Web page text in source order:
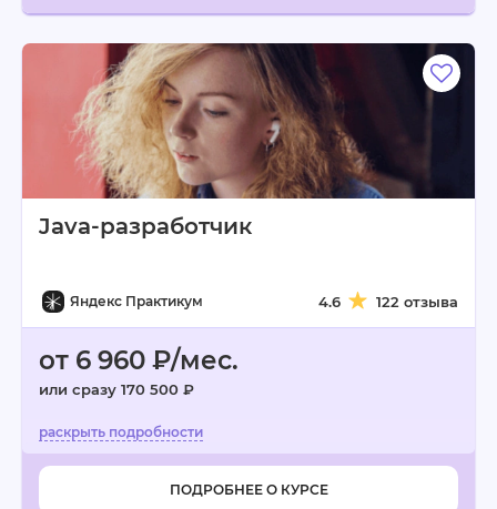
Java-разработчик
Яндекс Практикум 4.6 122 отзыва
от 6 960 ₽/мес.
или сразу 170 500 ₽
ПОДРОБНЕЕ О КУРСЕ